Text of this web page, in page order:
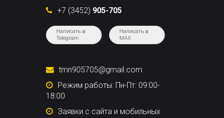
+7 (3452) 905-705
Написать в
Telegram
Написать в
MAX
tmn905705@gmail.com
Режим работы: Пн-Пт: 09:00-
18:00
Заявки с сайта и мобильных